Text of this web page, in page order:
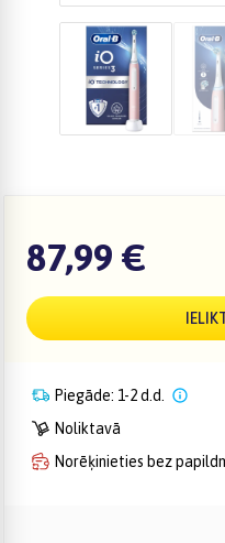
87,99 €
Piegāde: 1-2 d.d.
Noliktavā
Norēķinieties bez